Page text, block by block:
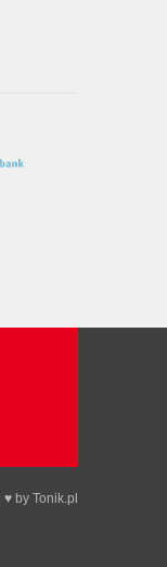
♥ by Tonik.pl